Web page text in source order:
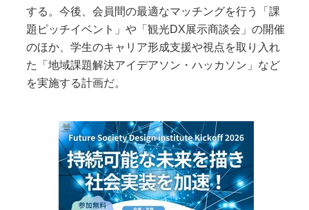
する。今後、会員間の最適なマッチングを行う「課
題ピッチイベント」や「観光DX展示商談会」の開催
のほか、学生のキャリア形成支援や視点を取り入れ
た「地域課題解決アイデアソン・ハッカソン」など
を実施する計画だ。